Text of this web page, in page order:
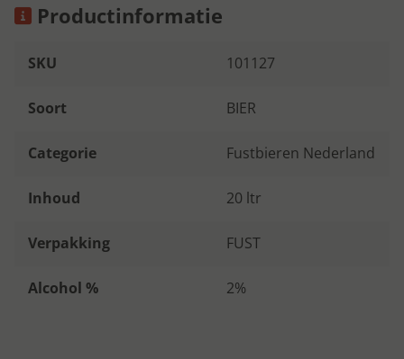
Productinformatie
SKU 101127
Soort BIER
Categorie Fustbieren Nederland
Inhoud 20 ltr
Verpakking FUST
Alcohol % 2%